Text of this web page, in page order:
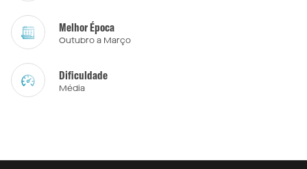
Melhor Época
Outubro a Março
Dificuldade
Média